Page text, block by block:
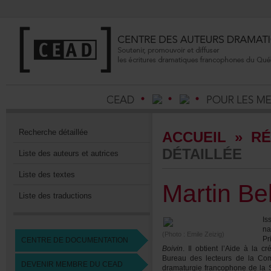
Recherchedétaillée
Listedesauteursetautrices
Listedestextes
Listedestraductions
CENTREDEDOCUMENTATION
DEVENIRMEMBREDUCEAD
ACCUEIL »
DÉTAILLÉE
(Photo:EmileZeizig)
Boivin